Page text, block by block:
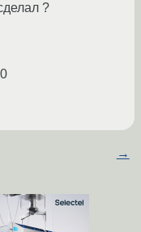
?
→